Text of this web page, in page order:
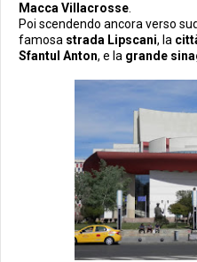
Macca Villacrosse
Poi scendendo ancora verso
famosa strada Lipscani, la
Sfantul Anton, e la grande